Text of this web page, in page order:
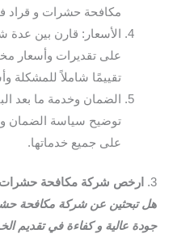
مكافحة حشرات و قراد
الأسعار: قارن بين
على تقديرات وأسعار
تقييمًا شاملاً للمشكلة
الضمان وخدمة ما بعد
توضيح سياسة الضمان
على جميع خدماتها.
3.
ارخص شركة مكافحة
هل تبحثين عن شركة مكافحة
جودة عالية و كفاءة في تقديم